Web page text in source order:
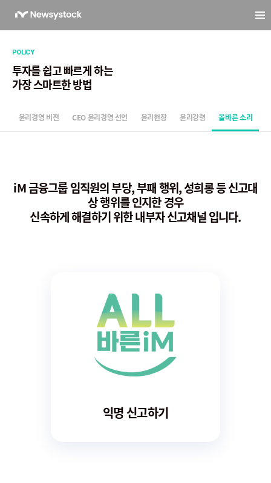
POLICY
투자를 쉽고 빠르게 하는
가장 스마트한 방법
윤리경영 비전 CEO 윤리경영 선언 윤리헌장 윤리강령 올바른 소리
iM 금융그룹 임직원의 부당, 부패 행위, 성희롱 등 신고대
상 행위를 인지한 경우
신속하게 해결하기 위한 내부자 신고채널 입니다.
익명 신고하기